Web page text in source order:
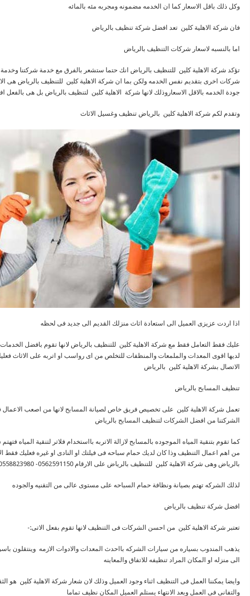
وكل ذلك باقل الاسعار كما ان الخدمه مضمونه ومجربه مئه بالمائه
فان شركة الاهلية كلين تعد افضل شركة تنظيف بالرياض
اما بالنسبه لاسعار شركات التنظيف بالرياض
تؤكد شركة الاهلية كلين للتنظيف بالرياض انك حتما ستشعر بالفرق مع خدمة شركتنا
شركات اخرى بتقديم نفس الخدمه ولكن بما ان شركة الاهلية كلين للتنظيف بالرياض
جودة الخدمه بالاقل الاسعاروذلك لانها شركة الاهلية كلين لتنظيف بالرياض بل هى
وتقدم لكم شركة الاهلية كلين بالرياض تنظيف وغسيل الاثاث
اذا اردت عزيزى العميل الى استعادة اثاث منزلك القديم الى جديد فى لحظه
عليك فقط التعامل فقط مع شركة الاهلية كلين للتنظيف بالرياض لانها تقوم بافضل
لديها اقوى المعدات والملمعات والمنظفات للتخلص من اى رواسب او اتربه على الاثاث
الاتصال بشركة الاهلية كلين بالرياض
تنظيف المسابح بالرياض
تعمل شركة الاهلية كلين على تخصيص فريق خاص لصيانة المسابح لانها من اصعب الاعمال
الشركتنا من افضل الشركات لتنظيف المسابح بالرياض
كما تقوم بتنقية المياه الموجوده بالمسابح لازالة الاتربه بااستخدام فلاتر لتنقية المياه
من اهم اعمال التنظيف وذا كان لديك حمام سباحه فى فيلتك او النادى او غيره فعليك
بالرياض وهى شركة الاهلية كلين للتنظيف بالرياض على الارقام 0562591150- 0558823980.
لذلك الشركه تهتم بصيانة ونظافة حمام السباحه على مستوى عالى من التقنيه والجوده
افضل شركة تنظيف بالرياض
تعتبر شركة الاهلية كلين من احسن الشركات فى التنظيف لانها تقوم بفعل الاتى:-
يذهب المندوب بسياره من سيارات الشركه بااحدث المعدات والادوات الازمه وينتقلون
الى منزله او المكان المراد تنظيفه للاتفاق والمعاينه
وايضا يمكننا العمل فى التنظيف اثناء وجود العميل وذلك لان شعار شركة الاهلية كلين هو
والتفانى فى العمل وبعد الانتهاء يستلم العميل المكان نظيف تماما